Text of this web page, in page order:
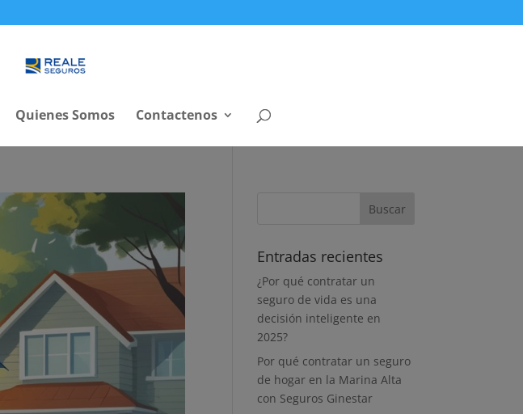
Quienes Somos Contactenos
Entradas recientes
¿Por qué contratar un
seguro de vida es una
decisión inteligente en
2025?
Por qué contratar un seguro
de hogar en la Marina Alta
con Seguros Ginestar